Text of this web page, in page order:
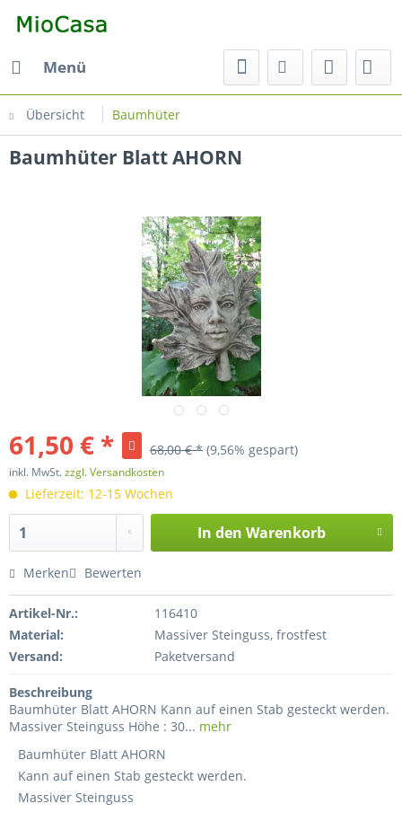
Menü
Übersicht Baumhüter
Baumhüter Blatt AHORN
61,50 € * 68,00 € * (9,56% gespart)
inkl. MwSt.zzgl. Versandkosten
Lieferzeit: 12-15 Wochen
In den Warenkorb
Merken Bewerten
Artikel-Nr.:
116410
Material:
Massiver Steinguss, frostfest
Versand:
Paketversand
Beschreibung
Baumhüter Blatt AHORN Kann auf einen Stab gesteckt werden.
Massiver Steinguss Höhe : 30... mehr
Baumhüter Blatt AHORN
Kann auf einen Stab gesteckt werden.
Massiver Steinguss